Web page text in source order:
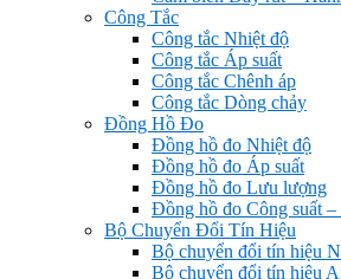
Công Tắc
Công tắc Nhiệt độ
Công tắc Áp suất
Công tắc Chênh áp
Công tắc Dòng chảy
Đồng Hồ Đo
Đồng hồ đo Nhiệt độ
Đồng hồ đo Áp suất
Đồng hồ đo Lưu lượng
Đồng hồ đo Công suất
Bộ Chuyển Đổi Tín Hiệu
Bộ chuyển đổi tín hiệu
Bộ chuyển đổi tín hiệu